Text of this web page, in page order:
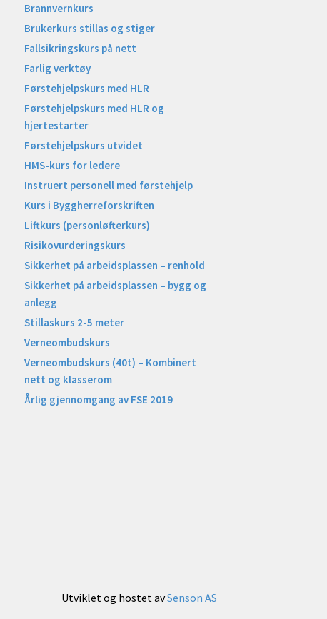
Brannvernkurs
Brukerkurs stillas og stiger
Fallsikringskurs på nett
Farlig verktøy
Førstehjelpskurs med HLR
Førstehjelpskurs med HLR og
hjertestarter
Førstehjelpskurs utvidet
HMS-kurs for ledere
Instruert personell med førstehjelp
Kurs i Byggherreforskriften
Liftkurs (personløfterkurs)
Risikovurderingskurs
Sikkerhet på arbeidsplassen – renhold
Sikkerhet på arbeidsplassen – bygg og
anlegg
Stillaskurs 2-5 meter
Verneombudskurs
Verneombudskurs (40t) – Kombinert
nett og klasserom
Årlig gjennomgang av FSE 2019
Utviklet og hostet avSenson AS